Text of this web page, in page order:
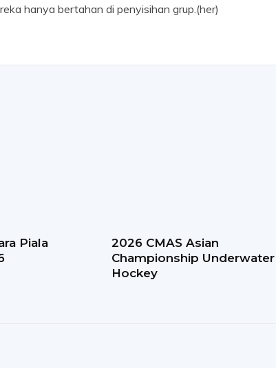
hanya bertahan di penyisihan grup.(her)
Piala
2026 CMAS Asian
Championship Underwater
Hockey